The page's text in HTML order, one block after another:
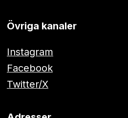
Övriga kanaler
Instagram
Facebook
Twitter/X